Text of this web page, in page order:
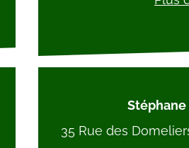
Stéphane
35 Rue des